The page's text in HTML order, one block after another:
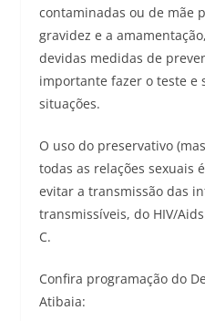
contaminadas ou de mãe
gravidez e a
devidas medidas de
importante fazer o teste e
situações.
O uso do preservativo
todas as relações sexuais
evitar a transmissão das
transmissíveis, do HIV/
C.
Confira programação do
Atibaia: